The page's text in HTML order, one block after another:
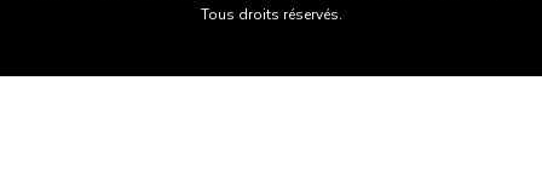
Tous droits réservés.